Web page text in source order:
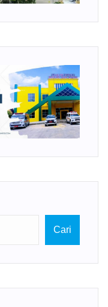
Cari